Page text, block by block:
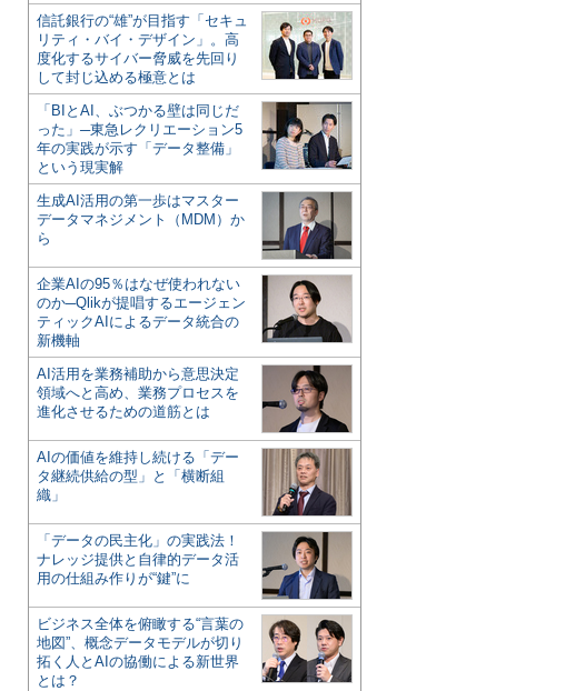
信託銀行の“雄”が目指す「セキュ
リティ・バイ・デザイン」。高
度化するサイバー脅威を先回り
して封じ込める極意とは
「BIとAI、ぶつかる壁は同じだ
った」─東急レクリエーション5
年の実践が示す「データ整備」
という現実解
生成AI活用の第一歩はマスター
データマネジメント（MDM）か
ら
企業AIの95％はなぜ使われない
のか─Qlikが提唱するエージェン
ティックAIによるデータ統合の
新機軸
AI活用を業務補助から意思決定
領域へと高め、業務プロセスを
進化させるための道筋とは
AIの価値を維持し続ける「デー
タ継続供給の型」と「横断組
織」
「データの民主化」の実践法！
ナレッジ提供と自律的データ活
用の仕組み作りが“鍵”に
ビジネス全体を俯瞰する“言葉の
地図”、概念データモデルが切り
拓く人とAIの協働による新世界
とは？